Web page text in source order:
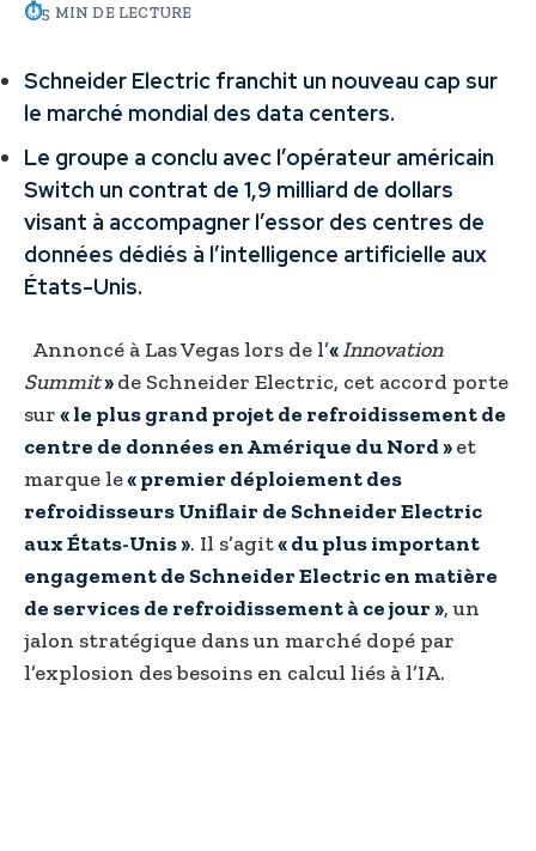
⏱5 MIN DE LECTURE
Schneider Electric franchit un nouveau cap sur
le marché mondial des data centers.
Le groupe a conclu avec l’opérateur américain
Switch un contrat de 1,9 milliard de dollars
visant à accompagner l’essor des centres de
données dédiés à l’intelligence artificielle aux
États-Unis.
Annoncé à Las Vegas lors de l’«Innovation
Summit»de Schneider Electric, cet accord porte
sur« le plus grand projet de refroidissement de
centre de données en Amérique du Nord »et
marque le« premier déploiement des
refroidisseurs Uniflair de Schneider Electric
aux États-Unis ». Il s’agit« du plus important
engagement de Schneider Electric en matière
de services de refroidissement à ce jour », un
jalon stratégique dans un marché dopé par
l’explosion des besoins en calcul liés à l’IA.